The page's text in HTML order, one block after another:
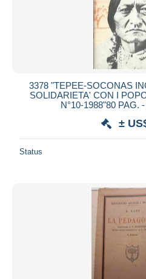
3378 "TEPEE-SOCONAS
SOLIDARIETA' CON I
N°10-1988"80 PAG.
±
Status